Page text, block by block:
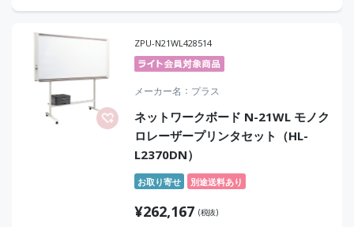
ZPU-N21WL428514
メーカー名 プラス
ネットワークボード N-21WL モノク
ロレーザープリンタセット（HL-
L2370DN）
お取り寄せ 別途送料あり
¥262,167 (税抜)